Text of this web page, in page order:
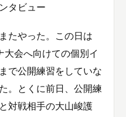
タビュー
たやった。この日は
大会へ向けての個別イ
で公開練習をしていな
。とくに前日、公開練
対戦相手の大山峻護